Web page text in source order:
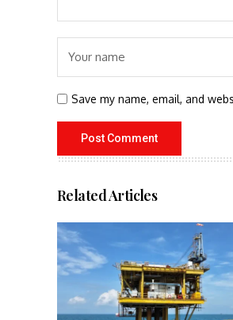
Save my name, email, and
Related Articles